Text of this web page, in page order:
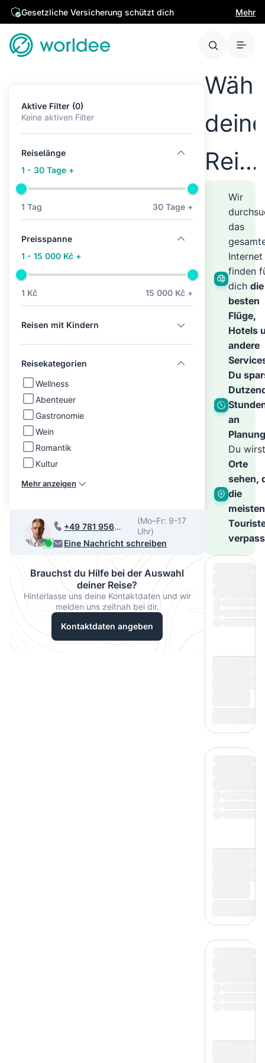
Gesetzliche Versicherung schützt dich Mehr
Aktive Filter (0)
Keine aktiven Filter
Reiselänge
1 - 30 Tage +
1 Tag 30 Tage +
Preisspanne
1 - 15 000 Kč +
1 Kč 15 000 Kč +
Reisen mit Kindern
Reisekategorien
Wellness
Abenteuer
Gastronomie
Wein
Romantik
Kultur
Mehr anzeigen
+49 781 956
33067
(Mo–Fr: 9-17
Uhr)
Eine Nachricht schreiben
Brauchst du Hilfe bei der Auswahl
deiner Reise?
Hinterlasse uns deine Kontaktdaten und wir
melden uns zeitnah bei dir.
Kontaktdaten angeben
auf
der
Welt
den
Rest
wir
Wir
das
finden
dich die
besten
Flüge,
Hotels
andere
Du
an
Du wirst
Orte
sehen,
die
meisten